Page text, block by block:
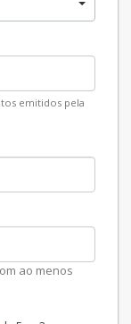
emitidos pela
ao menos